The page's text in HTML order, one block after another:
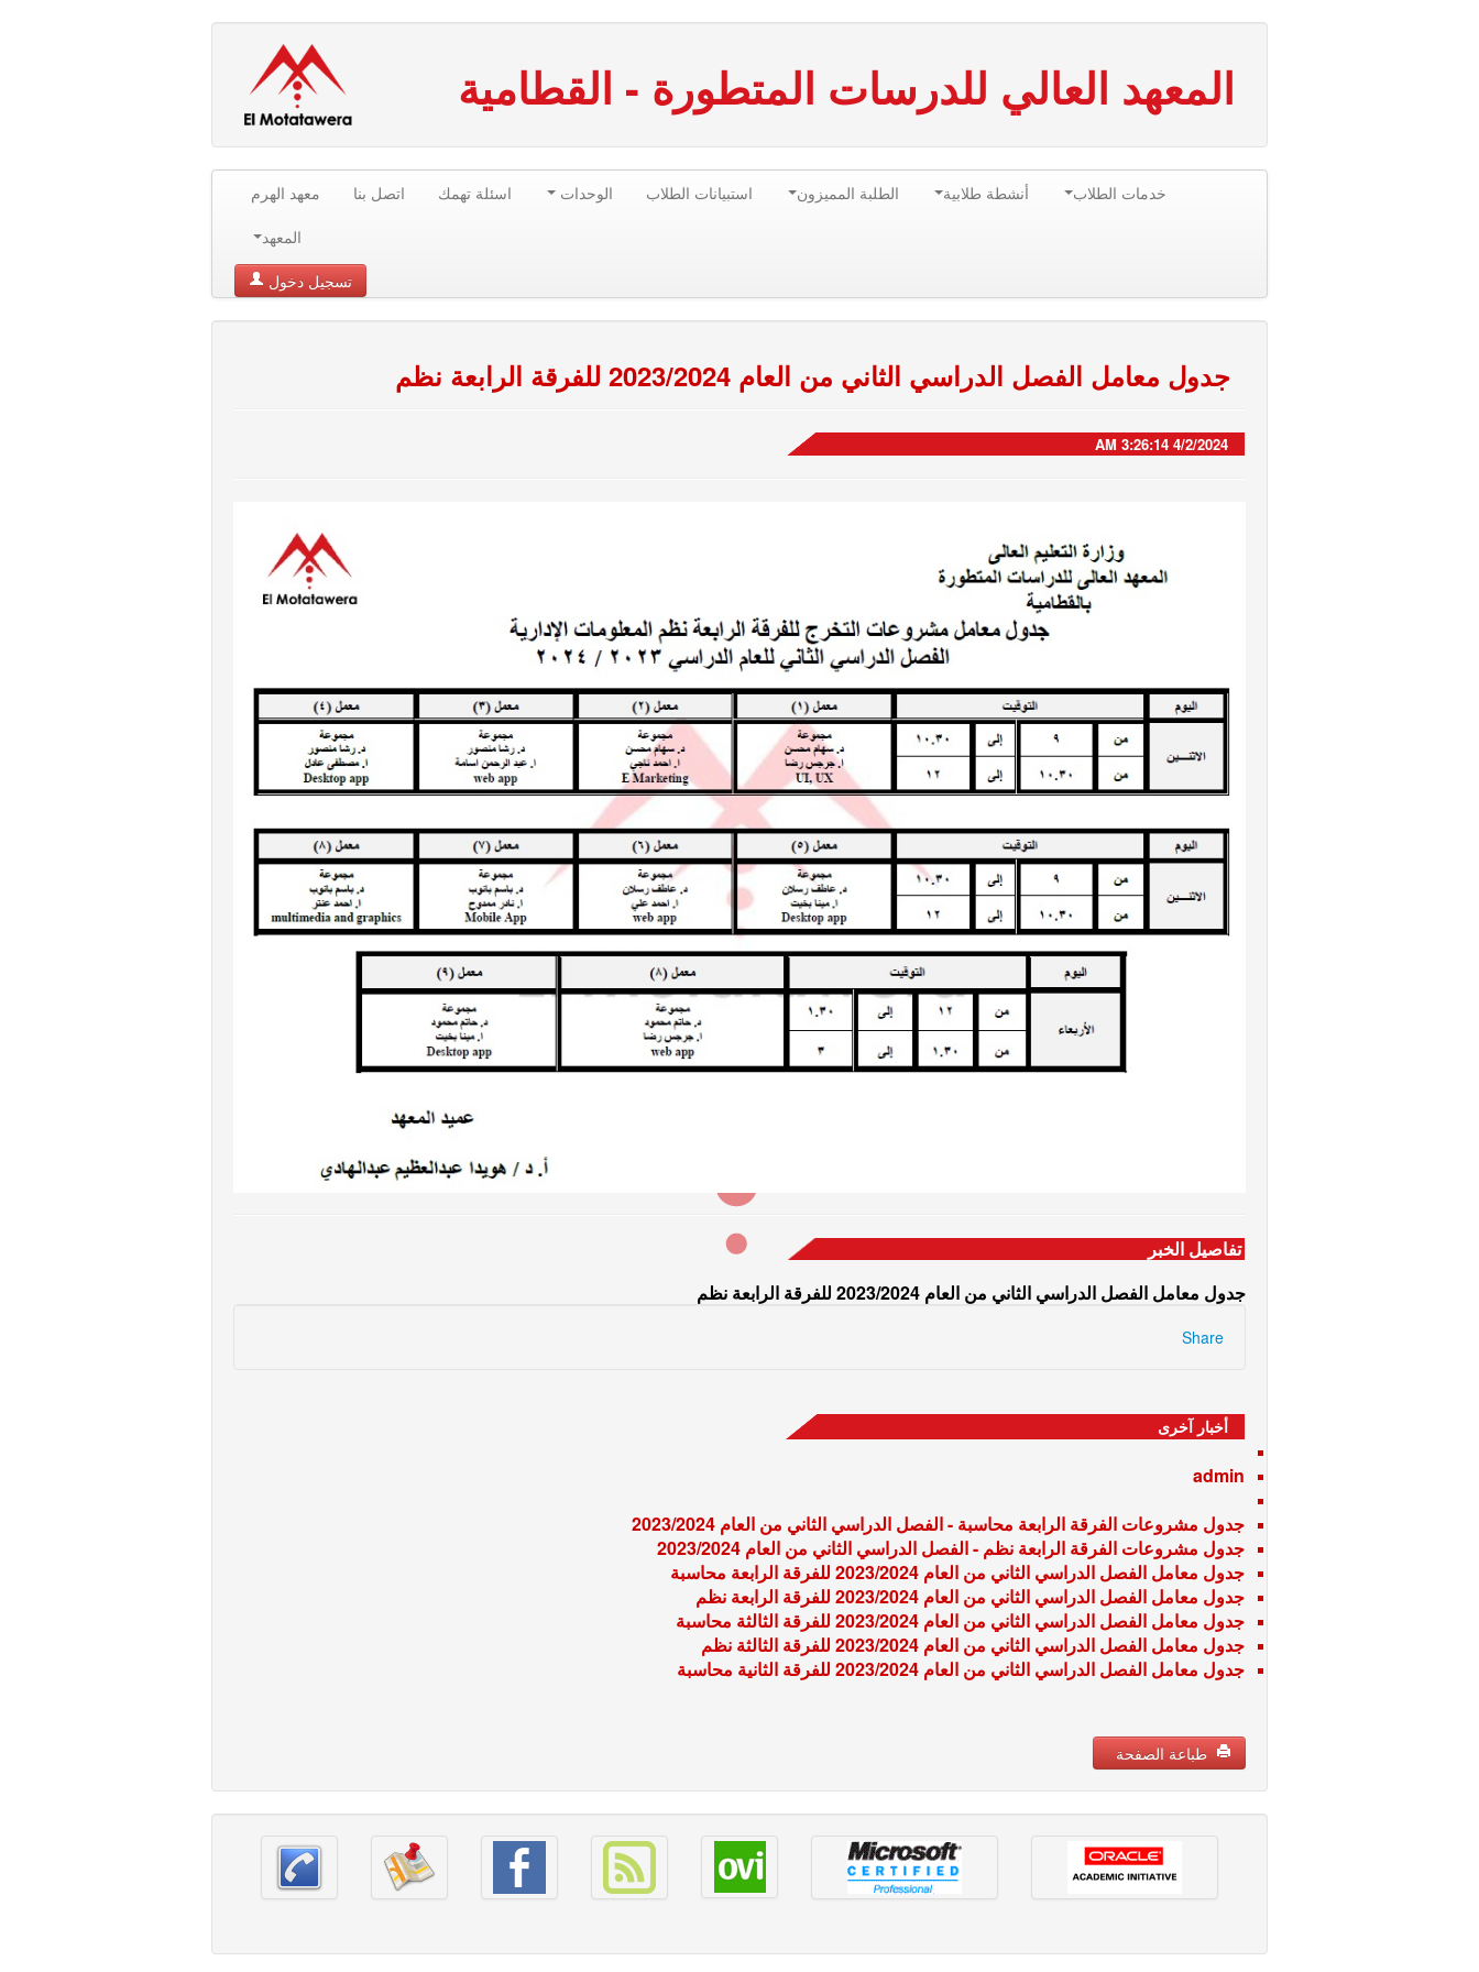
المعهد العالي للدرسات المتطورة - القطامية
معهد الهرم اتصل بنا اسئلة تهمك الوحدات استبيانات الطلاب الطلبة المميزون أنشطة طلابية
خدمات الطلاب
المعهد
تسجيل دخول
جدول معامل الفصل الدراسي الثاني من العام 2023/2024 للفرقة الرابعة نظم
4/2/2024 3:26:14 AM
تفاصيل الخبر
جدول معامل الفصل الدراسي الثاني من العام 2023/2024 للفرقة الرابعة نظم
Share
أخبار آخرى
admin
جدول مشروعات الفرقة الرابعة محاسبة - الفصل الدراسي الثاني من العام 2023/2024
جدول مشروعات الفرقة الرابعة نظم - الفصل الدراسي الثاني من العام 2023/2024
جدول معامل الفصل الدراسي الثاني من العام 2023/2024 للفرقة الرابعة محاسبة
جدول معامل الفصل الدراسي الثاني من العام 2023/2024 للفرقة الرابعة نظم
جدول معامل الفصل الدراسي الثاني من العام 2023/2024 للفرقة الثالثة محاسبة
جدول معامل الفصل الدراسي الثاني من العام 2023/2024 للفرقة الثالثة نظم
جدول معامل الفصل الدراسي الثاني من العام 2023/2024 للفرقة الثانية محاسبة
طباعة الصفحة